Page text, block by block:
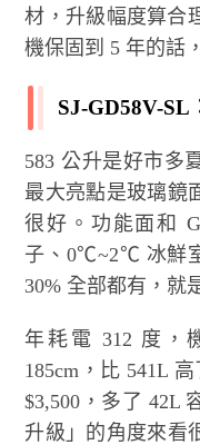
材，升級幅度算合
機保固到 5 年的話
SJ-GD58V-SL
583 公升是好市多
最大亮點是玻璃鏡
很好。功能面和
子、0℃~2℃ 冰鮮
30% 全部都有，就
年耗電 312 度，
185cm，比 541L
$3,500，多了 42L
升級」的角度來看